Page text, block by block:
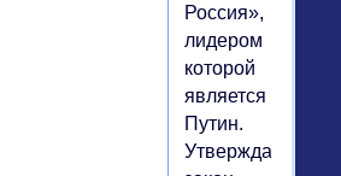
Россия»,
лидером
которой
является
Путин.
Утверждал